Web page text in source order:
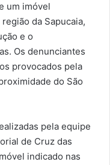
um imóvel
da Sapucaia,
e o
Os denunciantes
provocados pela
do São
pela equipe
de Cruz das
indicado nas